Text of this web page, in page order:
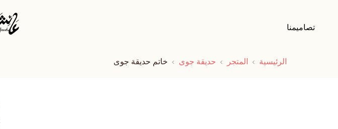
تصاميمنا
الرئيسية المتجر حديقة جوى خاتم حديقة جوى